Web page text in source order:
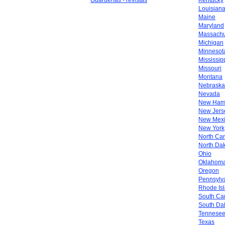
Louisiana
Maine
Maryland
Michigan
Missouri
Montana
Nebraska
Nevada
New
New
New
New York
North
North
Ohio
Oregon
Rhode
South
South
Tennesee
Texas